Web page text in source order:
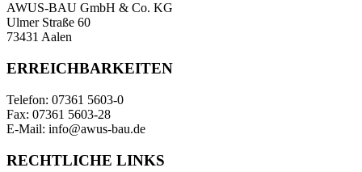
AWUS-BAU GmbH & Co. KG
Ulmer Straße 60
73431 Aalen
ERREICHBARKEITEN
Telefon: 07361 5603-0
Fax: 07361 5603-28
E-Mail: info@awus-bau.de
RECHTLICHE LINKS